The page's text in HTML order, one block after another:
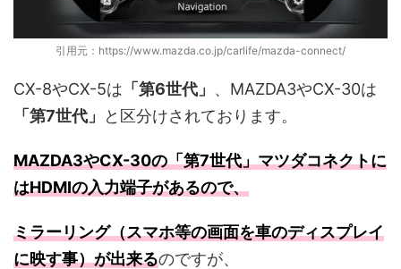
引用元：https://www.mazda.co.jp/carlife/mazda-connect/
CX-8やCX-5は 「第6世代」 、MAZDA3やCX-30は
「第7世代」
と区分けされております。
MAZDA3やCX-30の「第7世代」マツダコネクトに
はHDMIの入力端子があるので、
ミラーリング（スマホ等の画面を車のディスプレイ
に映す事）が出来るのですが、